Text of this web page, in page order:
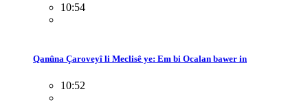
10:54
Qanûna Çaroveyî li Meclisê ye: Em bi Ocalan bawer in
10:52